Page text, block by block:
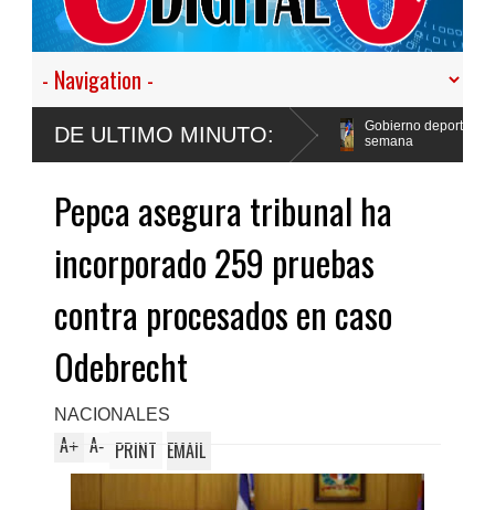
DE ULTIMO MINUTO:
y promete cero impunidad ante
Gobierno deportó 7,237 extranjeros
semana
Pepca asegura tribunal ha
incorporado 259 pruebas
contra procesados en caso
Odebrecht
NACIONALES
A+ A- PRINT EMAIL